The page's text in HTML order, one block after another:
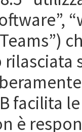
facilita
è